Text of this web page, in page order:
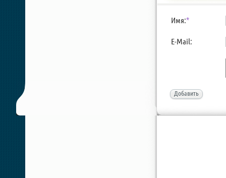
Имя:*
E-Mail:
Добавить